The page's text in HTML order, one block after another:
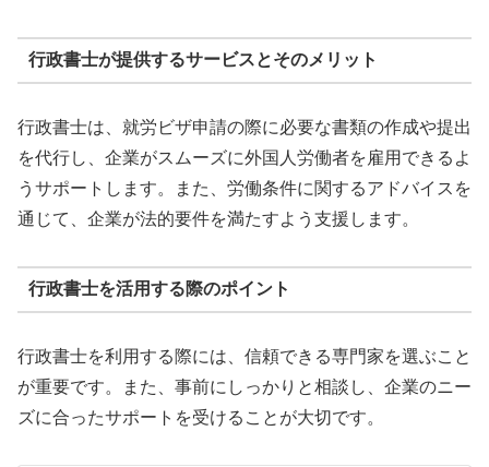
行政書士が提供するサービスとそのメリット
行政書士は、就労ビザ申請の際に必要な書類の作成や提出
を代行し、企業がスムーズに外国人労働者を雇用できるよ
うサポートします。また、労働条件に関するアドバイスを
通じて、企業が法的要件を満たすよう支援します。
行政書士を活用する際のポイント
行政書士を利用する際には、信頼できる専門家を選ぶこと
が重要です。また、事前にしっかりと相談し、企業のニー
ズに合ったサポートを受けることが大切です。